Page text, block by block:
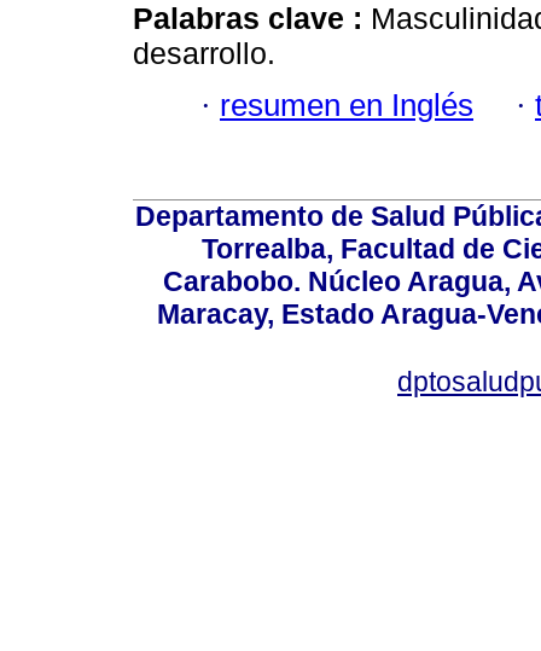
Palabras clave :
desarrollo.
· resumen en Inglés ·
Departamento de Salud
Torrealba, Facultad de
Carabobo. Núcleo Aragua,
Maracay, Estado Aragua-